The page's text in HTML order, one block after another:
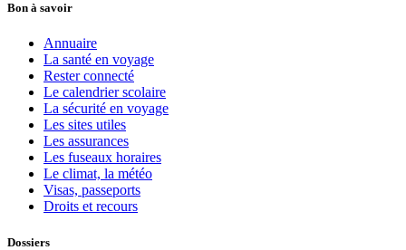
Bon à savoir
Annuaire
La santé en voyage
Rester connecté
Le calendrier scolaire
La sécurité en voyage
Les sites utiles
Les assurances
Les fuseaux horaires
Le climat, la météo
Visas, passeports
Droits et recours
Dossiers